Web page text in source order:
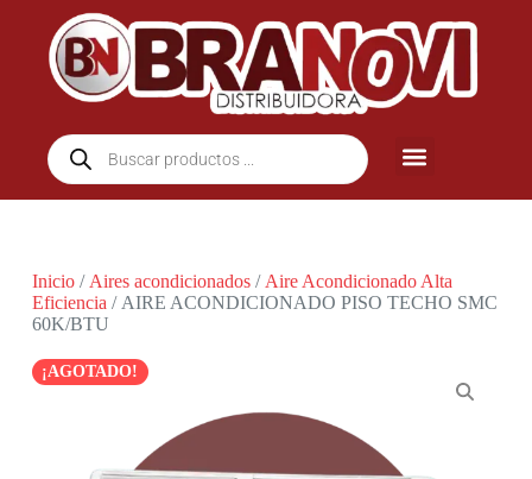
Inicio/ Aires acondicionados/ Aire Acondicionado Alta
Eficiencia / AIRE ACONDICIONADO PISO TECHO SMC
60K/BTU
¡AGOTADO!